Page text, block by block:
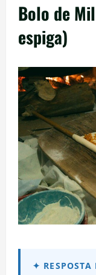
Bolo de
espiga)